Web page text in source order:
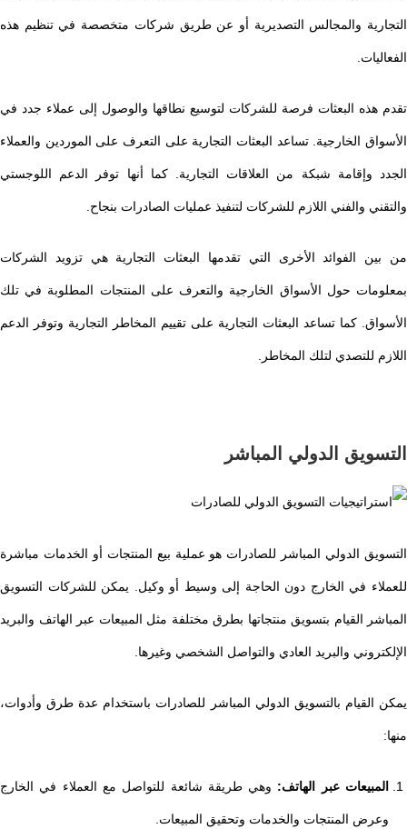
التجارية والمجالس التصديرية أو عن طريق شركات متخصصة في تنظيم هذه
الفعاليات.
تقدم هذه البعثات فرصة للشركات لتوسيع نطاقها والوصول إلى عملاء جدد في
الأسواق الخارجية. تساعد البعثات التجارية على التعرف على الموردين والعملاء
الجدد وإقامة شبكة من العلاقات التجارية. كما أنها توفر الدعم اللوجستي
والتقني والفني اللازم للشركات لتنفيذ عمليات الصادرات بنجاح.
من بين الفوائد الأخرى التي تقدمها البعثات التجارية هي تزويد الشركات
بمعلومات حول الأسواق الخارجية والتعرف على المنتجات المطلوبة في تلك
الأسواق. كما تساعد البعثات التجارية على تقييم المخاطر التجارية وتوفر الدعم
اللازم للتصدي لتلك المخاطر.
التسويق الدولي المباشر
التسويق الدولي المباشر للصادرات هو عملية بيع المنتجات أو الخدمات مباشرة
للعملاء في الخارج دون الحاجة إلى وسيط أو وكيل. يمكن للشركات التسويق
المباشر القيام بتسويق منتجاتها بطرق مختلفة مثل المبيعات عبر الهاتف والبريد
الإلكتروني والبريد العادي والتواصل الشخصي وغيرها.
يمكن القيام بالتسويق الدولي المباشر للصادرات باستخدام عدة طرق وأدوات،
منها:
المبيعات عبر الهاتف: وهي طريقة شائعة للتواصل مع العملاء في الخارج
وعرض المنتجات والخدمات وتحقيق المبيعات.